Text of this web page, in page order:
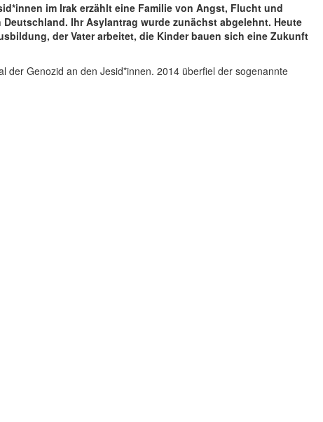
im Irak erzählt eine Familie von Angst, Flucht und
Ihr Asylantrag wurde zunächst abgelehnt. Heute
der Vater arbeitet, die Kinder bauen sich eine Zukunft
der Genozid an den Jesid*innen. 2014 überfiel der sogenannte